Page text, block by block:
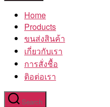
โรงงานHome
Products
ขนส่งสินค้า
เกี่ยวกับเรา
การสั่งชื้อ
ติอต่อเรา
Search